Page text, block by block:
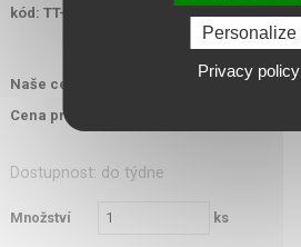
kód: TT-7757-40
Naše cena s DPH: 5 130,00 Kč
Cena pro ozbrojené složky s DPH:
Dostupnost: do týdne
Množství ks
Personalize
Privacy policy